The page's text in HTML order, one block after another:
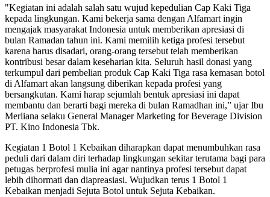
"Kegiatan ini adalah salah satu wujud kepedulian Cap Kaki Tiga
kepada lingkungan. Kami bekerja sama dengan Alfamart ingin
mengajak masyarakat Indonesia untuk memberikan apresiasi di
bulan Ramadan tahun ini. Kami memilih ketiga profesi tersebut
karena harus disadari, orang-orang tersebut telah memberikan
kontribusi besar dalam keseharian kita. Seluruh hasil donasi yang
terkumpul dari pembelian produk Cap Kaki Tiga rasa kemasan botol
di Alfamart akan langsung diberikan kepada profesi yang
bersangkutan. Kami harap sejumlah bentuk apresiasi ini dapat
membantu dan berarti bagi mereka di bulan Ramadhan ini,” ujar Ibu
Merliana selaku General Manager Marketing for Beverage Division
PT. Kino Indonesia Tbk.
Kegiatan 1 Botol 1 Kebaikan diharapkan dapat menumbuhkan rasa
peduli dari dalam diri terhadap lingkungan sekitar terutama bagi para
petugas berprofesi mulia ini agar nantinya profesi tersebut dapat
lebih dihormati dan diapreasiasi. Wujudkan terus 1 Botol 1
Kebaikan menjadi Sejuta Botol untuk Sejuta Kebaikan.